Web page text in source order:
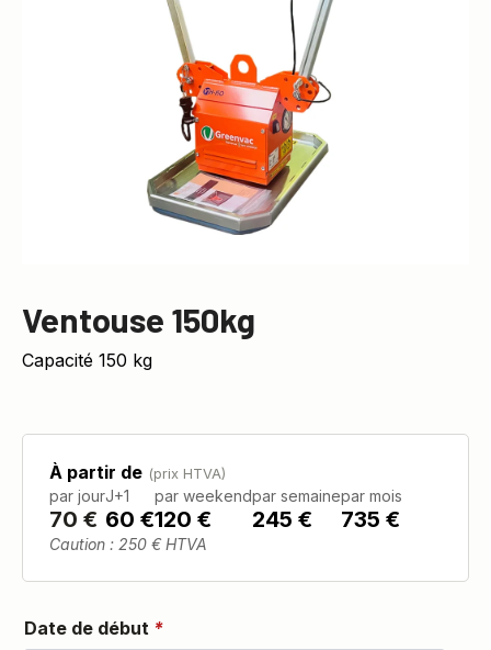
Ventouse 150kg
Capacité 150 kg
À partir de (prix HTVA)
par jour
70 €
J+1
60 €
par weekend
120 €
par semaine
245 €
par mois
735 €
Caution : 250 € HTVA
Date de début *